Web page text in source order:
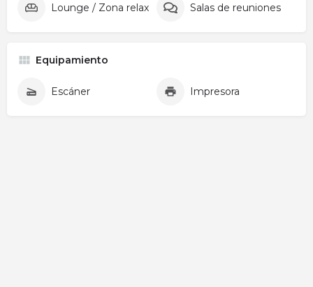
Lounge / Zona relax Salas de reuniones
Equipamiento
Escáner Impresora